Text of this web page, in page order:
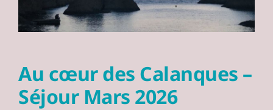
Au cœur des Calanques –
Séjour Mars 2026